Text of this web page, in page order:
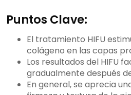
Puntos Clave:
El tratamiento HIFU
colágeno en las capas
Los resultados del HIFU
gradualmente después
En general, se aprecia